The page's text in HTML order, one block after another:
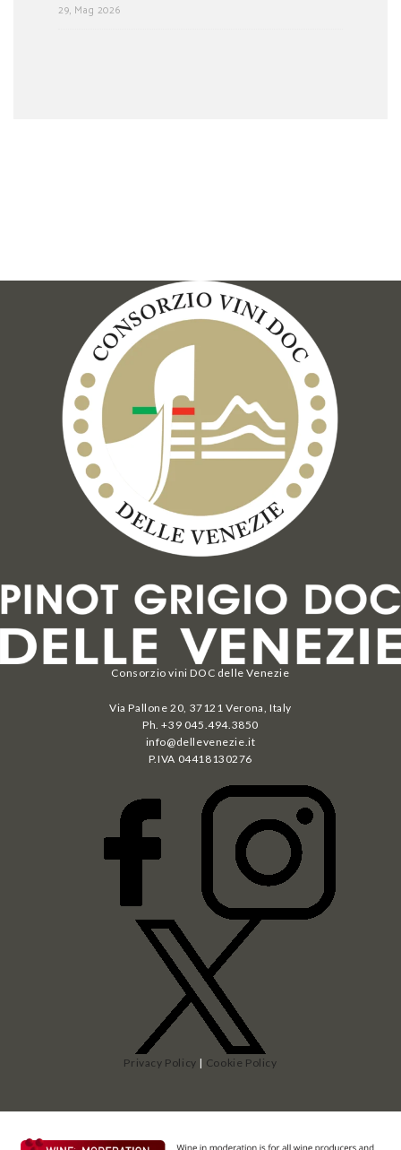
29, Mag 2026
Consorzio vini DOC delle Venezie
Via Pallone 20, 37121 Verona, Italy
Ph. +39 045.494.3850
info@dellevenezie.it
P.IVA 04418130276
Privacy Policy | Cookie Policy